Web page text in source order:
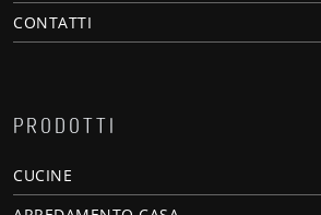
CONTATTI
PRODOTTI
CUCINE